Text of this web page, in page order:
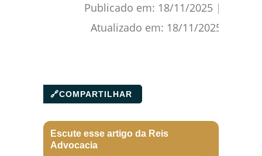
Publicado em: 18/11/2025 |
Atualizado em: 18/11/2025
🔗COMPARTILHAR
Escute esse artigo da Reis
Advocacia